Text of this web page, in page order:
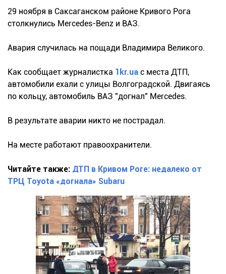
29 ноября в Саксаганском районе Кривого Рога
столкнулись Mercedes-Benz и ВАЗ.
Авария случилась на пощади Владимира Великого.
Как сообщает журналистка 1kr.ua с места ДТП,
автомобили ехали с улицы Волгоградской. Двигаясь
по кольцу, автомобиль ВАЗ "догнал" Mercedes.
В результате аварии никто не пострадал.
На месте работают правоохранители.
Читайте также: ДТП в Кривом Роге: недалеко от
ТРЦ Toyota «догнала» Subaru